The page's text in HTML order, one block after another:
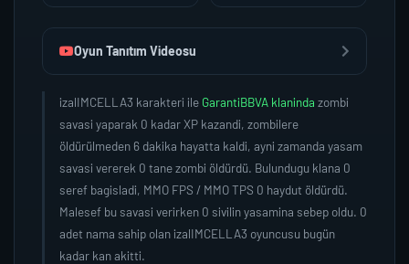
Oyun Tanıtım Videosu
izalIMCELLA3 karakteri ile GarantiBBVA klaninda zombi
savasi yaparak 0 kadar XP kazandi, zombilere
öldürülmeden 6 dakika hayatta kaldi, ayni zamanda yasam
savasi vererek 0 tane zombi öldürdü. Bulundugu klana 0
seref bagisladi, MMO FPS / MMO TPS 0 haydut öldürdü.
Malesef bu savasi verirken 0 sivilin yasamina sebep oldu. 0
adet nama sahip olan izalIMCELLA3 oyuncusu bugün
kadar kan akitti.